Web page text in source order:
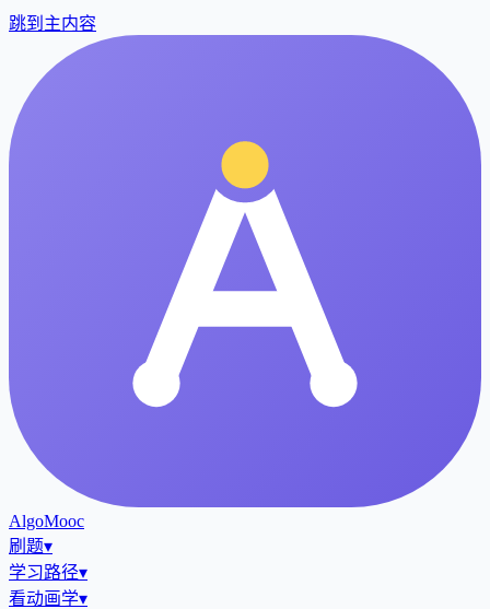
跳到主内容
AlgoMooc
刷题▾
学习路径▾
看动画学▾